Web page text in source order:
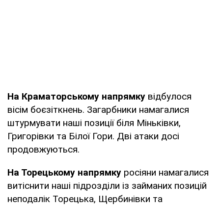
На Краматорському напрямку відбулося
вісім боєзіткнень. Загарбники намагалися
штурмувати наші позиції біля Міньківки,
Григорівки та Білої Гори. Дві атаки досі
продовжуються.
На Торецькому напрямку росіяни намагалися
витіснити наші підрозділи із займаних позицій
неподалік Торецька, Щербинівки та